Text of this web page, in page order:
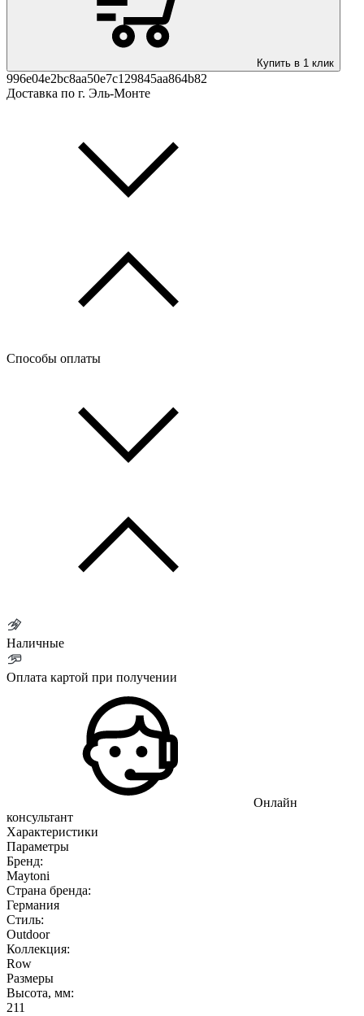
Купить в 1 клик
996e04e2bc8aa50e7c129845aa864b82
Доставка по г. Эль-Монте
Способы оплаты
Наличные
Оплата картой при получении
Онлайн
консультант
Характеристики
Параметры
Бренд:
Maytoni
Страна бренда:
Германия
Стиль:
Outdoor
Коллекция:
Row
Размеры
Высота, мм:
211